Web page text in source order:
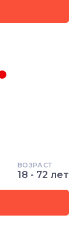
ВОЗРАСТ
18 - 72 лет